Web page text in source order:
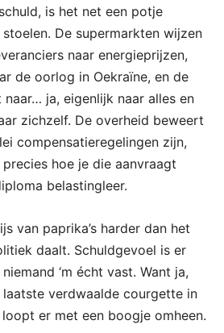
is het net een potje
De supermarkten wijzen
naar energieprijzen,
de oorlog in Oekraïne, en de
naar… ja, eigenlijk naar alles en
zichzelf. De overheid beweert
compensatieregelingen zijn,
hoe je die aanvraagt
belastingleer.
van paprika’s harder dan het
daalt. Schuldgevoel is er
‘m écht vast. Want ja,
verdwaalde courgette in
er met een boogje omheen.